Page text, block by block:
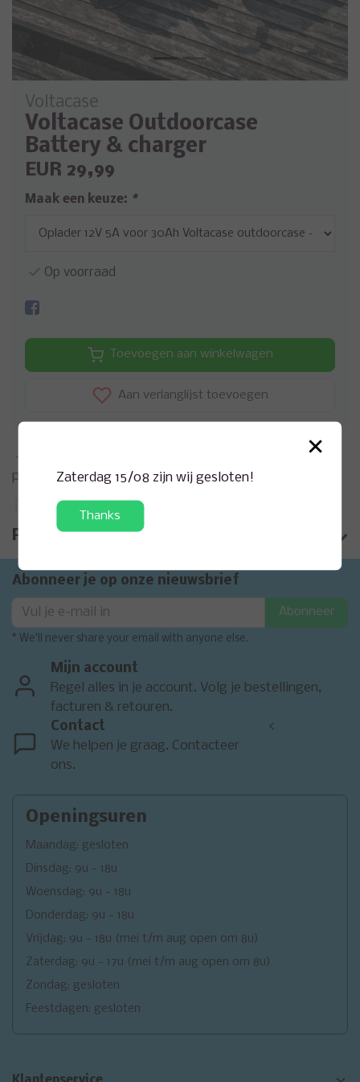
Voltacase
Voltacase Outdoorcase
Battery & charger
EUR 29,99
Maak een keuze: *
Op voorraad
Toevoegen aan winkelwagen
Aan verlanglijst toevoegen
Neem contact op over dit
product
Toevoegen aan vergelijking
Productomschrijving
Abonneer je op onze nieuwsbrief
Abonneer
* We'll never share your email with anyone else.
Mijn account
Regel alles in je account. Volg je bestellingen,
facturen & retouren.
Contact
We helpen je graag. Contacteer
ons.
<
Openingsuren
Maandag: gesloten
Dinsdag: 9u - 18u
Woensdag: 9u - 18u
Donderdag: 9u - 18u
Vrijdag: 9u - 18u (mei t/m aug open om 8u)
Zaterdag: 9u - 17u (mei t/m aug open om 8u)
Zondag: gesloten
Feestdagen: gesloten
×
Zaterdag 15/08 zijn wij gesloten!
Thanks